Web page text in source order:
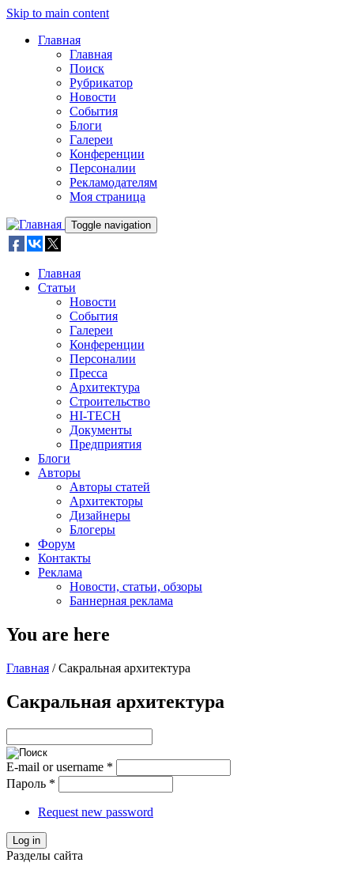
Skip to main content
Главная
Главная
Поиск
Рубрикатор
Новости
События
Блоги
Галереи
Конференции
Персоналии
Рекламодателям
Моя страница
Toggle navigation
Главная
Статьи
Новости
События
Галереи
Конференции
Персоналии
Пресса
Архитектура
Строительство
HI-TECH
Документы
Предприятия
Блоги
Авторы
Авторы статей
Архитекторы
Дизайнеры
Блогеры
Форум
Контакты
Реклама
Новости, статьи, обзоры
Баннерная реклама
You are here
Главная / Сакральная архитектура
Сакральная архитектура
E-mail or username *
Пароль *
Request new password
Log in
Разделы сайта